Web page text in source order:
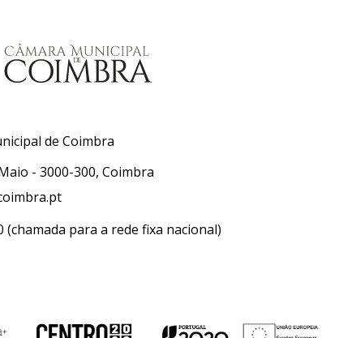
de Coimbra
- 3000-300, Coimbra
(chamada para a rede fixa nacional)